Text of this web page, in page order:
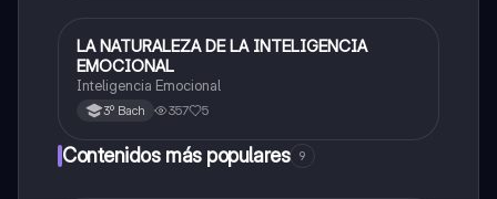
Ética y valores
LA NATURALEZA DE LA INTELIGENCIA
EMOCIONAL
Inteligencia Emocional
3º Bach 357 5
Contenidos más populares 9